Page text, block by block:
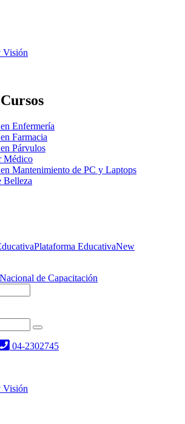
Visión
Enfermería
Farmacia
Párvulos
Médico
Mantenimiento de PC y Laptops
Belleza
Plataforma EducativaNew
04-2302745
Visión